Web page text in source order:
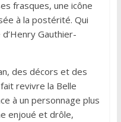
frasques, une icône
à la postérité. Qui
Gauthier-
des décors et des
revivre la Belle
à un personnage plus
enjoué et drôle,